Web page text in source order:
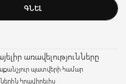
ԳՆԵԼ
առավելությունները
պատվերի համար
հրավիրելիս